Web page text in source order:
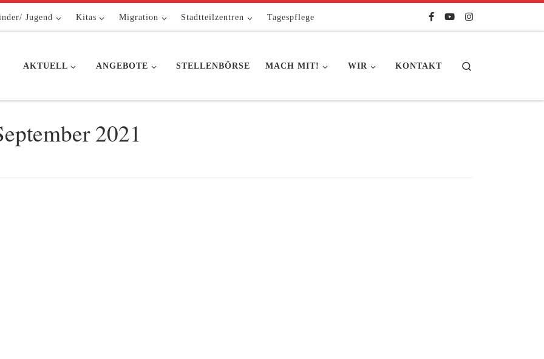
Jugend Kitas Migration Stadtteilzentren Tagespflege
AKTUELL ANGEBOTE STELLENBÖRSE MACH MIT! WIR KONTAKT
2021